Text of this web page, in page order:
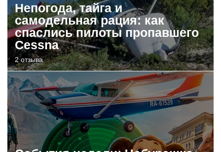
Непогода, тайга и
самодельная рация: как
спаслись пилоты пропавшего
Cessna
2 отзыва